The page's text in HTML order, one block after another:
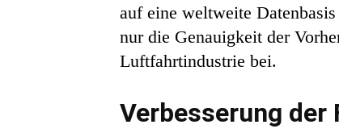
auf eine weltweite
nur die Genauigkeit der
Luftfahrtindustrie bei.
Verbesserung